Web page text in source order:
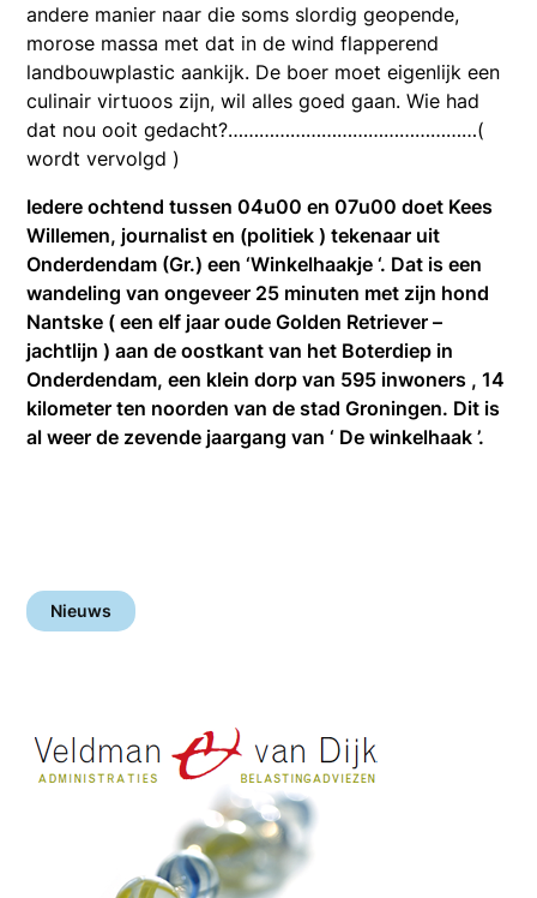
andere manier naar die soms slordig geopende,
morose massa met dat in de wind flapperend
landbouwplastic aankijk. De boer moet eigenlijk een
culinair virtuoos zijn, wil alles goed gaan. Wie had
dat nou ooit gedacht?…………………………………………(
wordt vervolgd )
Iedere ochtend tussen 04u00 en 07u00 doet Kees
Willemen, journalist en (politiek ) tekenaar uit
Onderdendam (Gr.) een ‘Winkelhaakje ‘. Dat is een
wandeling van ongeveer 25 minuten met zijn hond
Nantske ( een elf jaar oude Golden Retriever –
jachtlijn ) aan de oostkant van het Boterdiep in
Onderdendam, een klein dorp van 595 inwoners , 14
kilometer ten noorden van de stad Groningen. Dit is
al weer de zevende jaargang van ‘ De winkelhaak ’.
Nieuws